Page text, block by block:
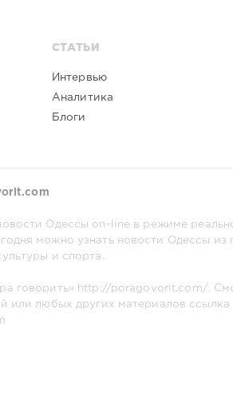
СТАТЬИ
Интервью
Аналитика
Блоги
Одессы on-line в режиме
можно узнать новости Одессы
и спорта.
говорить» http://poragovorit.com/ .
или любых других материалов